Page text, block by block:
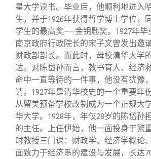
星大学读书。毕业后，他顺利地进入
生，并于1926年获得哲学博士学位，
学生的最高奖——金钥匙奖。 1927年毕
南京政府行政院长的宋子文曾发出邀
财政部部长。而此时，母校清华大学
达。对陈岱孙而言，教书育人、经济
命中一直等待的一件事，他没有犹豫
请。
1927年是清华校史的一个重要年
从留美预备学校改制成为一个正规大
华大学。
1928年，年仅28岁的陈岱孙
的主任。上任伊始，他一面投身于繁
时教授三门课：财政学、经济学概论
面致力于经济系的建设与发展，长达